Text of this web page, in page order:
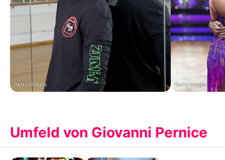
Getty Images Getty Images
Umfeld von Giovanni Pernice